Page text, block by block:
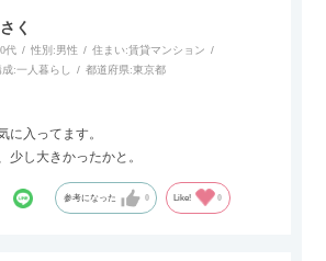
く
代 性別:男性 住まい:賃貸マンション
成:一人暮らし 都道府県:東京都
に入ってます。
少し大きかったかと。
参考になった 0 Like! 0